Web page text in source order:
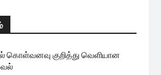
கொள்வனவு குறித்து வெளியான